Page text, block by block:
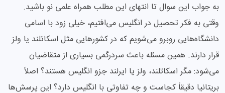
به جواب این سوال تا انتهای این مطلب همراه علمی نو باشید.
وقتی به فکر تحصیل در انگلیس می‌افتیم، خیلی زود با اسامی
دانشگاه‌هایی روبرو می‌شویم که در کشورهایی مثل اسکاتلند یا ولز
قرار دارند. همین مسئله باعث سردرگمی بسیاری از متقاضیان
می‌شود: مگر اسکاتلند، ولز یا ایرلند جزو انگلیس هستند؟ اصلاً
بریتانیا دقیقاً کجاست و چه تفاوتی با انگلیس دارد؟ این پرسش‌ها